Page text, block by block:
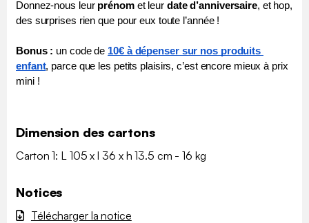
Donnez-nous leur prénom et leur date d’anniversaire, et hop,
des surprises rien que pour eux toute l’année !
Bonus : un code de 10€ à dépenser sur nos produits
enfant, parce que les petits plaisirs, c’est encore mieux à prix
mini !
Dimension des cartons
Carton 1: L 105 x l 36 x h 13.5 cm - 16 kg
Notices
Télécharger la notice